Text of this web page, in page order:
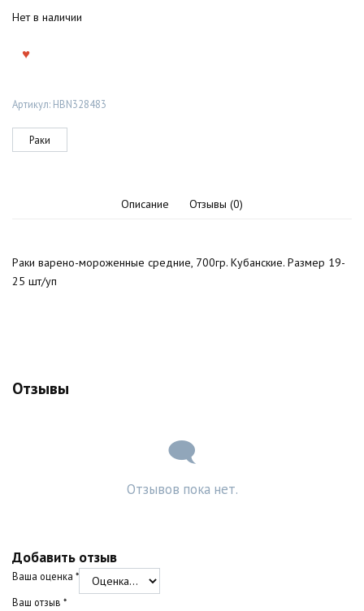
Нет в наличии
Артикул: HBN328483
Раки
Описание Отзывы (0)
Раки варено-мороженные средние, 700гр. Кубанские. Размер 19-
25 шт/уп
Отзывы
Отзывов пока нет.
Добавить отзыв
Ваша оценка *
Ваш отзыв *